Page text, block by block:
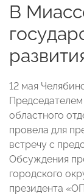
В
12 мая
областного
провела для
встречу с
Обсуждения
городского
президента